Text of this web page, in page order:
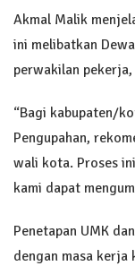
Akmal Malik
ini melibatkan
perwakilan
“Bagi kabupaten/
Pengupahan,
wali kota. Proses
kami dapat
Penetapan UMK
dengan masa kerja